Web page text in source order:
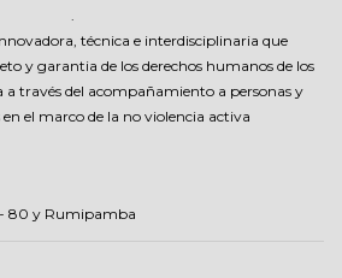
técnica e interdisciplinaria que
y garantia de los derechos humanos de los
a través del acompañamiento a personas y
el marco de la no violencia activa
- 80 y Rumipamba